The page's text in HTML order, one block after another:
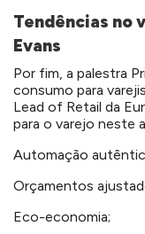
Tendências no
Evans
Por fim, a palestra
consumo para
Lead of Retail da
para o varejo neste
Automação
Orçamentos
Eco-economia;